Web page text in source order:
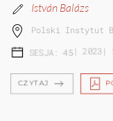
István Balázs
Polski Instytut
SESJA: 45 | 2023 |
CZYTAJ